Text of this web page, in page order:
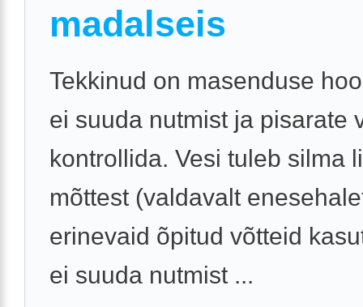
madalseis
Tekkinud on masenduse
ei suuda nutmist ja pisarate
kontrollida. Vesi tuleb silma
mõttest (valdavalt
erinevaid õpitud võtteid
ei suuda nutmist ...